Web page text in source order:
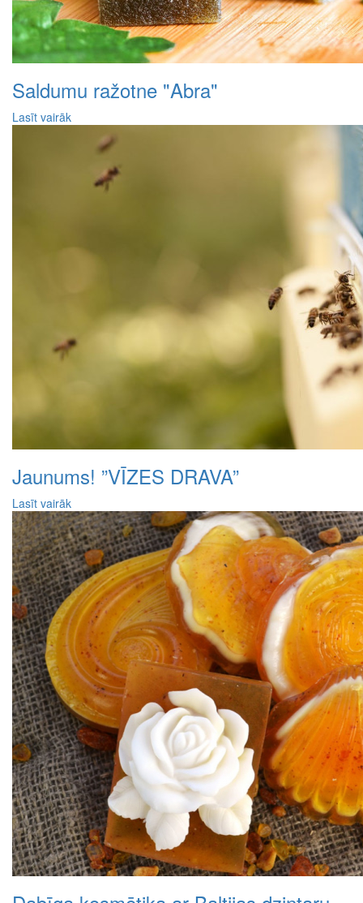
Saldumu ražotne "Abra"
Lasīt vairāk
Jaunums! ”VĪZES DRAVA”
Lasīt vairāk